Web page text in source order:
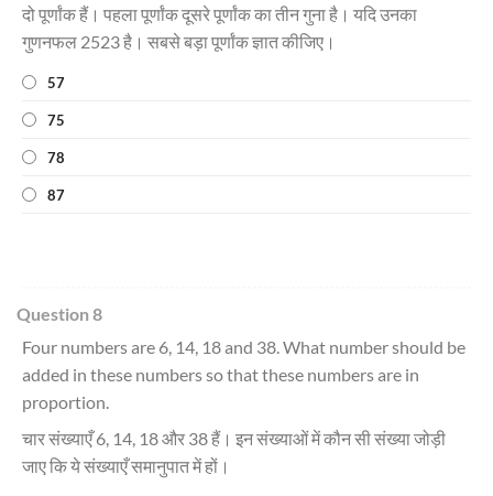
दो पूर्णांक हैं। पहला पूर्णांक दूसरे पूर्णांक का तीन गुना है। यदि उनका
गुणनफल 2523 है। सबसे बड़ा पूर्णांक ज्ञात कीजिए।
57
75
78
87
Question 8
Four numbers are 6, 14, 18 and 38. What number should be
added in these numbers so that these numbers are in
proportion.
चार संख्याएँ 6, 14, 18 और 38 हैं। इन संख्याओं में कौन सी संख्या जोड़ी
जाए कि ये संख्याएँ समानुपात में हों।